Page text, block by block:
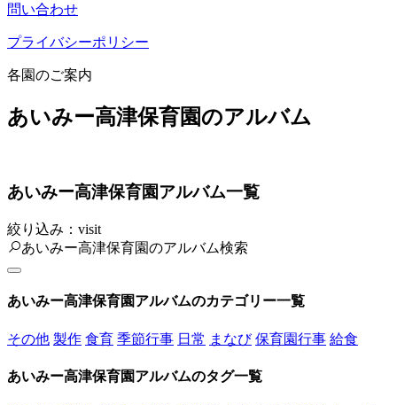
問い合わせ
プライバシーポリシー
各園のご案内
あいみー高津保育園のアルバム
あいみー高津保育園アルバム一覧
絞り込み：visit
あいみー高津保育園のアルバム検索
あいみー高津保育園アルバムのカテゴリー一覧
その他 製作 食育 季節行事 日常 まなび 保育園行事 給食
あいみー高津保育園アルバムのタグ一覧